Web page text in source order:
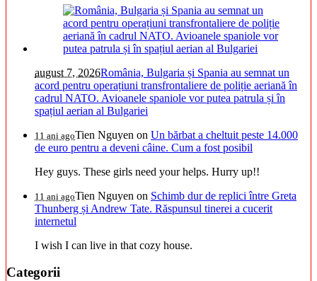
august 7, 2026România, Bulgaria și Spania au semnat un
acord pentru operațiuni transfrontaliere de poliție aeriană în
cadrul NATO. Avioanele spaniole vor putea patrula și în
spațiul aerian al Bulgariei
11 ani agoTien Nguyen on Un bărbat a cheltuit peste 14.000
de euro pentru a deveni câine. Cum a fost posibil
Hey guys. These girls need your helps. Hurry up!!
11 ani agoTien Nguyen on Schimb dur de replici între Greta
Thunberg și Andrew Tate. Răspunsul tinerei a cucerit
internetul
I wish I can live in that cozy house.
Categorii